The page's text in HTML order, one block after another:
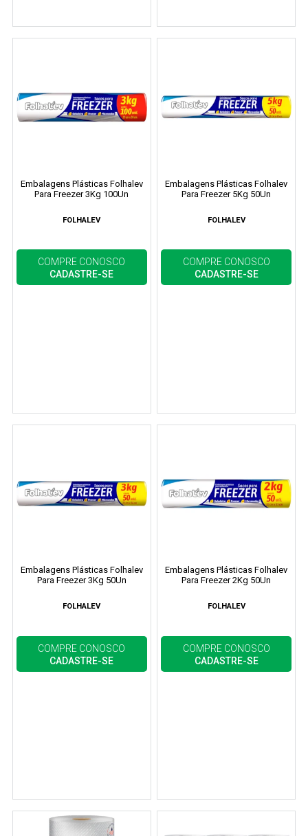
Embalagens Plásticas Folhalev
Para Freezer 3Kg 100Un
FOLHALEV
COMPRE CONOSCO
CADASTRE-SE
Embalagens Plásticas Folhalev
Para Freezer 5Kg 50Un
FOLHALEV
COMPRE CONOSCO
CADASTRE-SE
Embalagens Plásticas Folhalev
Para Freezer 3Kg 50Un
FOLHALEV
COMPRE CONOSCO
CADASTRE-SE
Embalagens Plásticas Folhalev
Para Freezer 2Kg 50Un
FOLHALEV
COMPRE CONOSCO
CADASTRE-SE